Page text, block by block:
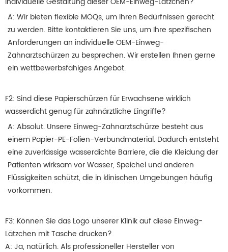
A: Wir bieten flexible MOQs, um Ihren Bedürfnissen gerecht
zu werden. Bitte kontaktieren Sie uns, um Ihre spezifischen
Anforderungen an individuelle OEM-Einweg-
Zahnarztschürzen zu besprechen. Wir erstellen Ihnen gerne
ein wettbewerbsfähiges Angebot.
F2: Sind diese Papierschürzen für Erwachsene wirklich
wasserdicht genug für zahnärztliche Eingriffe?
A: Absolut. Unsere Einweg-Zahnarztschürze besteht aus
einem Papier-PE-Folien-Verbundmaterial. Dadurch entsteht
eine zuverlässige wasserdichte Barriere, die die Kleidung der
Patienten wirksam vor Wasser, Speichel und anderen
Flüssigkeiten schützt, die in klinischen Umgebungen häufig
vorkommen.
F3: Können Sie das Logo unserer Klinik auf diese Einweg-
Lätzchen mit Tasche drucken?
A: Ja, natürlich.Als professioneller Hersteller von